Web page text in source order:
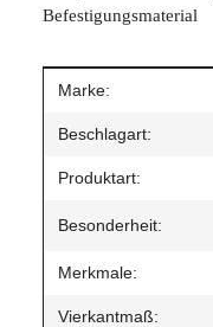
Befestigungsmaterial
Produkteigenschaft
Wert
Marke:
Beschlagart:
Produktart:
Besonderheit:
Merkmale:
Vierkantmaß: